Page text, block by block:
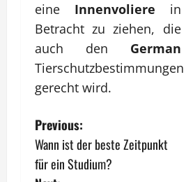
eine Innenvoliere in
Betracht zu ziehen, die
auch den German
Tierschutzbestimmungen
gerecht wird.
P
o
Previous:
Wann ist der beste Zeitpunkt
für ein Studium?